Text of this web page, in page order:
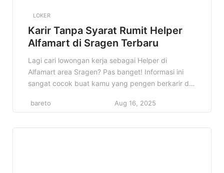
LOKER
Karir Tanpa Syarat Rumit Helper
Alfamart di Sragen Terbaru
Lagi cari lowongan kerja sebagai Helper di
Alfamart area Sragen? Pas banget! Informasi ini
sangat cocok buat kamu yang pengen berkarir di
terbesar di Indonesia. Kenapa konten ini penting?
bareto Aug 16, 2025